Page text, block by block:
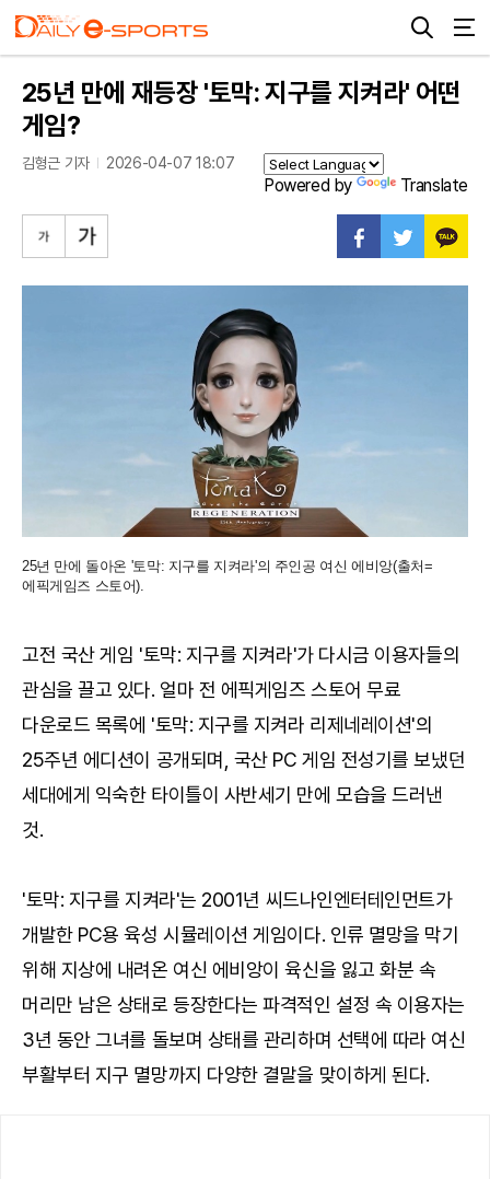
25년 만에 재등장 '토막: 지구를 지켜라' 어떤
게임?
김형근 기자 2026-04-07 18:07
Powered by Translate
25년 만에 돌아온 '토막: 지구를 지켜라'의 주인공 여신 에비앙(출처=
에픽게임즈 스토어).
고전 국산 게임 '토막: 지구를 지켜라'가 다시금 이용자들의
관심을 끌고 있다. 얼마 전 에픽게임즈 스토어 무료
다운로드 목록에 '토막: 지구를 지켜라 리제네레이션'의
25주년 에디션이 공개되며, 국산 PC 게임 전성기를 보냈던
세대에게 익숙한 타이틀이 사반세기 만에 모습을 드러낸
것.
'토막: 지구를 지켜라'는 2001년 씨드나인엔터테인먼트가
개발한 PC용 육성 시뮬레이션 게임이다. 인류 멸망을 막기
위해 지상에 내려온 여신 에비앙이 육신을 잃고 화분 속
머리만 남은 상태로 등장한다는 파격적인 설정 속 이용자는
3년 동안 그녀를 돌보며 상태를 관리하며 선택에 따라 여신
부활부터 지구 멸망까지 다양한 결말을 맞이하게 된다.